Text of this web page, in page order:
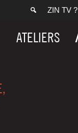
ZIN TV ?
ATELIERS